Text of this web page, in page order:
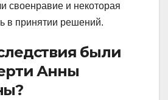
своенравие и некоторая
в принятии решений.
были
Анны